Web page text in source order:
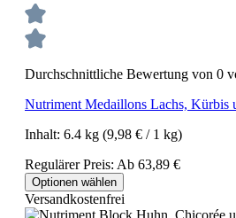
Durchschnittliche Bewertung von 0
Nutriment Medaillons Lachs, Kürbis
Inhalt: 6.4 kg (9,98 € / 1 kg)
Regulärer Preis: Ab 63,89 €
Optionen wählen
Versandkostenfrei